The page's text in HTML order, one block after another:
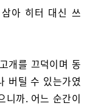
아 히터 대신 쓰
개를 끄덕이며 동
버틸 수 있는가였
니까. 어느 순간이